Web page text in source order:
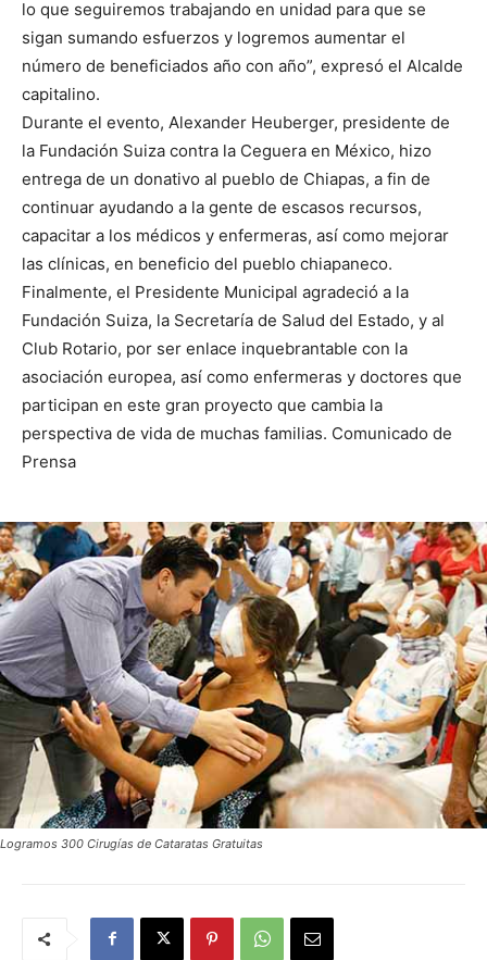
lo que seguiremos trabajando en unidad para que se
sigan sumando esfuerzos y logremos aumentar el
número de beneficiados año con año”, expresó el Alcalde
capitalino.
Durante el evento, Alexander Heuberger, presidente de
la Fundación Suiza contra la Ceguera en México, hizo
entrega de un donativo al pueblo de Chiapas, a fin de
continuar ayudando a la gente de escasos recursos,
capacitar a los médicos y enfermeras, así como mejorar
las clínicas, en beneficio del pueblo chiapaneco.
Finalmente, el Presidente Municipal agradeció a la
Fundación Suiza, la Secretaría de Salud del Estado, y al
Club Rotario, por ser enlace inquebrantable con la
asociación europea, así como enfermeras y doctores que
participan en este gran proyecto que cambia la
perspectiva de vida de muchas familias. Comunicado de
Prensa
Logramos 300 Cirugías de Cataratas Gratuitas